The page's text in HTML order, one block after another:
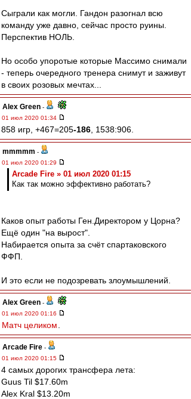
Сыграли как могли. Гандон разогнал всю
команду уже давно, сейчас просто руины.
Перспектив НОЛЬ.
Но особо упоротые которые Массимо снимали
- теперь очередного тренера снимут и заживут
в своих розовых мечтах...
Alex Green -
01 июл 2020 01:34
858 игр, +467=205-186 , 1538:906.
mmmmm -
01 июл 2020 01:29
Arcade Fire » 01 июл 2020 01:15
Как так можно эффективно работать?
Каков опыт работы Ген.Директором у Цорна?
Ещё один "на вырост".
Набирается опыта за счёт спартаковского
ФФП.
И это если не подозревать злоумышлений.
Alex Green -
01 июл 2020 01:16
Матч целиком
Arcade Fire -
01 июл 2020 01:15
4 самых дорогих трансфера лета:
Guus Til $17.60m
Alex Kral $13.20m